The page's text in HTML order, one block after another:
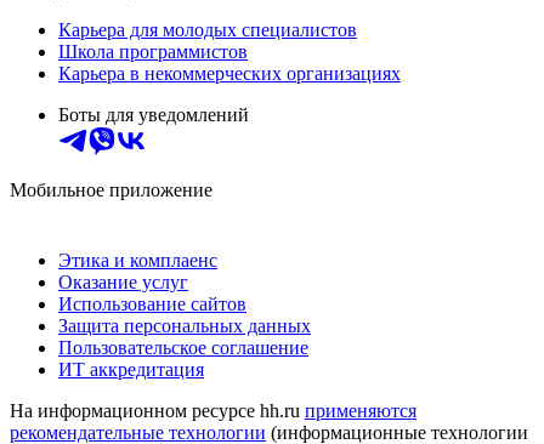
Карьера для молодых специалистов
Школа программистов
Карьера в некоммерческих организациях
Боты для уведомлений
Мобильное приложение
Этика и комплаенс
Оказание услуг
Использование сайтов
Защита персональных данных
Пользовательское соглашение
ИТ аккредитация
На информационном ресурсе hh.ru применяются
рекомендательные технологии (информационные технологии